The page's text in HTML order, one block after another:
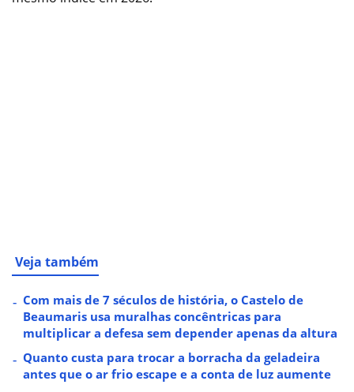
Veja também
Com mais de 7 séculos de história, o Castelo de
Beaumaris usa muralhas concêntricas para
multiplicar a defesa sem depender apenas da altura
Quanto custa para trocar a borracha da geladeira
antes que o ar frio escape e a conta de luz aumente